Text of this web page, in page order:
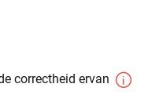
correctheid ervan